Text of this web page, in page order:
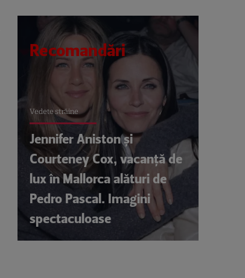
Recomandări
Vedete străine
Jennifer Aniston și
Courteney Cox, vacanță de
lux în Mallorca alături de
Pedro Pascal. Imagini
spectaculoase